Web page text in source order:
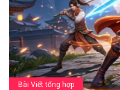
Bài Viết tổng hợp